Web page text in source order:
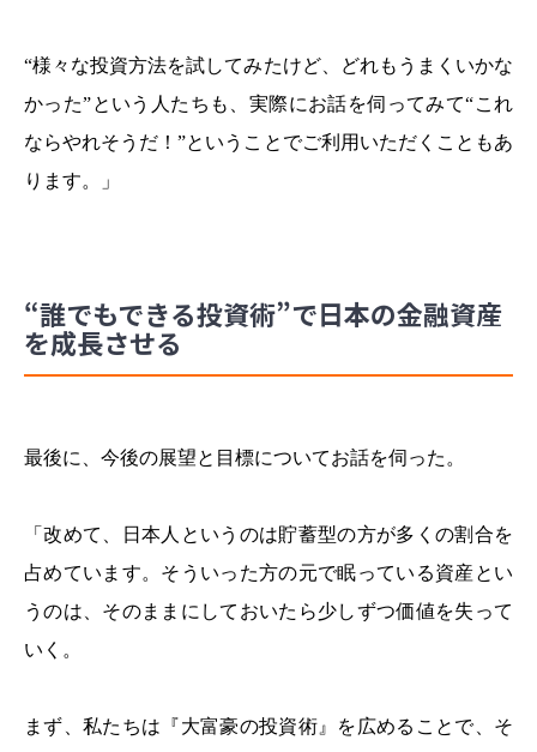
“様々な投資方法を試してみたけど、どれもうまくいかな
かった”という人たちも、実際にお話を伺ってみて“これ
ならやれそうだ！”ということでご利用いただくこともあ
ります。」
“誰でもできる投資術”で日本の金融資産
を成長させる
最後に、今後の展望と目標についてお話を伺った。
「改めて、日本人というのは貯蓄型の方が多くの割合を
占めています。そういった方の元で眠っている資産とい
うのは、そのままにしておいたら少しずつ価値を失って
いく。
まず、私たちは『大富豪の投資術』を広めることで、そ